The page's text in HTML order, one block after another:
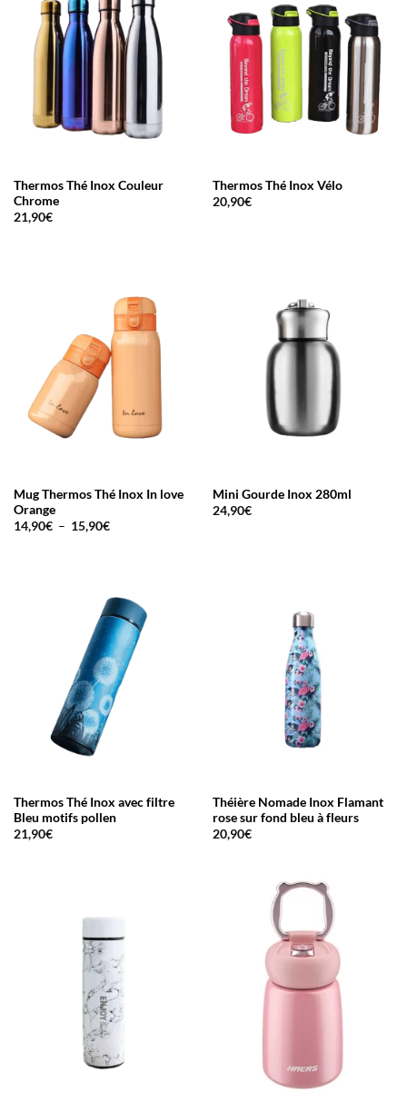
Thermos Thé Inox Couleur
Chrome
21,90€
Thermos Thé Inox Vélo
20,90€
Mug Thermos Thé Inox In love
Orange
14,90€ – 15,90€Plage
Mini Gourde Inox 280ml
24,90€
Thermos Thé Inox avec filtre
Bleu motifs pollen
21,90€
Théière Nomade Inox Flamant
rose sur fond bleu à fleurs
20,90€